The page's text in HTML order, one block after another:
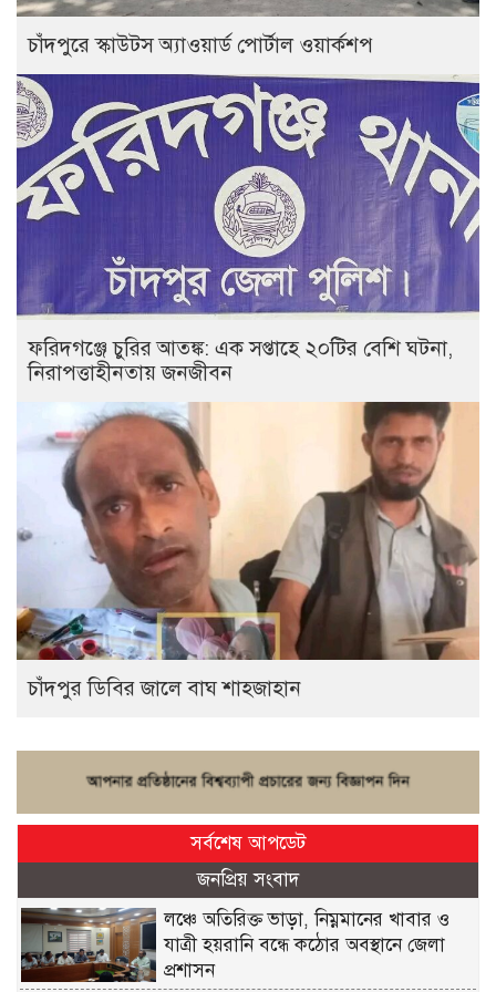
চাঁদপুরে স্কাউটস অ্যাওয়ার্ড পোর্টাল ওয়ার্কশপ
ফরিদগঞ্জে চুরির আতঙ্ক: এক সপ্তাহে ২০টির বেশি ঘটনা,
নিরাপত্তাহীনতায় জনজীবন
চাঁদপুর ডিবির জালে বাঘ শাহজাহান
সর্বশেষ আপডেট
জনপ্রিয় সংবাদ
লঞ্চে অতিরিক্ত ভাড়া, নিম্নমানের খাবার ও
যাত্রী হয়রানি বন্ধে কঠোর অবস্থানে জেলা
প্রশাসন